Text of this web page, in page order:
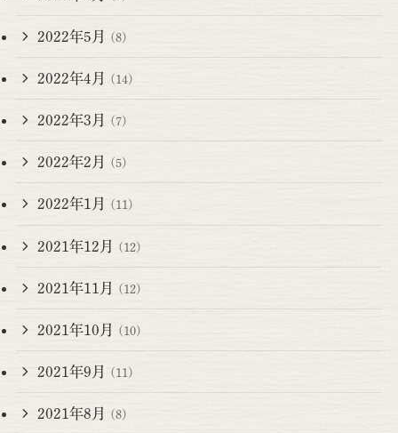
2022年5月 (8)
2022年4月 (14)
2022年3月 (7)
2022年2月 (5)
2022年1月 (11)
2021年12月 (12)
2021年11月 (12)
2021年10月 (10)
2021年9月 (11)
2021年8月 (8)